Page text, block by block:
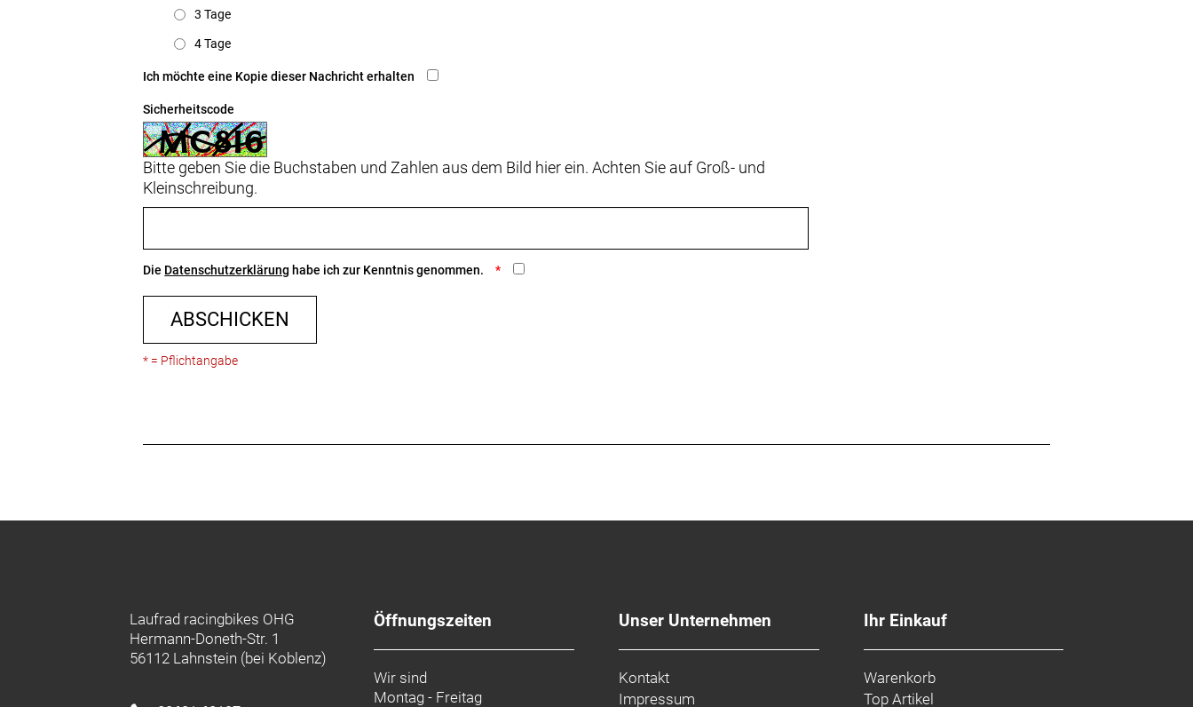
3 Tage
4 Tage
Ich möchte eine Kopie dieser Nachricht erhalten
Sicherheitscode
Bitte geben Sie die Buchstaben und Zahlen aus dem Bild hier ein. Achten Sie auf Groß- und
Kleinschreibung.
Die Datenschutzerklärung habe ich zur Kenntnis genommen.
ABSCHICKEN
* = Pflichtangabe
Laufrad racingbikes OHG
Hermann-Doneth-Str. 1
56112 Lahnstein (bei Koblenz)
Öffnungszeiten
Wir sind
Montag - Freitag
Unser Unternehmen
Kontakt
Impressum
Ihr Einkauf
Warenkorb
Top Artikel